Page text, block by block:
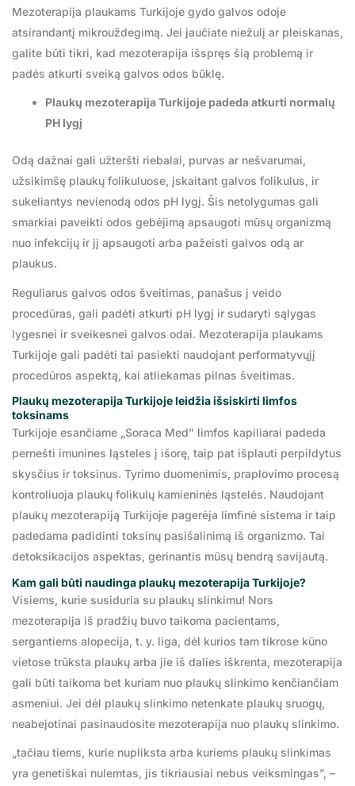
Mezoterapija plaukams Turkijoje gydo galvos odoje
atsirandantį mikrouždegimą. Jei jaučiate niežulį ar pleiskanas,
galite būti tikri, kad mezoterapija išspręs šią problemą ir
padės atkurti sveiką galvos odos būklę.
Plaukų mezoterapija Turkijoje padeda atkurti normalų
PH lygį
Odą dažnai gali užteršti riebalai, purvas ar nešvarumai,
užsikimšę plaukų folikuluose, įskaitant galvos folikulus, ir
sukeliantys nevienodą odos pH lygį. Šis netolygumas gali
smarkiai paveikti odos gebėjimą apsaugoti mūsų organizmą
nuo infekcijų ir jį apsaugoti arba pažeisti galvos odą ar
plaukus.
Reguliarus galvos odos šveitimas, panašus į veido
procedūras, gali padėti atkurti pH lygį ir sudaryti sąlygas
lygesnei ir sveikesnei galvos odai. Mezoterapija plaukams
Turkijoje gali padėti tai pasiekti naudojant performatyvųjį
procedūros aspektą, kai atliekamas pilnas šveitimas.
Plaukų mezoterapija Turkijoje leidžia išsiskirti limfos
toksinams
Turkijoje esančiame „Soraca Med” limfos kapiliarai padeda
pernešti imunines ląsteles į išorę, taip pat išplauti perpildytus
skysčius ir toksinus. Tyrimo duomenimis, praplovimo procesą
kontroliuoja plaukų folikulų kamieninės ląstelės. Naudojant
plaukų mezoterapiją Turkijoje pagerėja limfinė sistema ir taip
padedama padidinti toksinų pasišalinimą iš organizmo. Tai
detoksikacijos aspektas, gerinantis mūsų bendrą savijautą.
Kam gali būti naudinga plaukų mezoterapija Turkijoje?
Visiems, kurie susiduria su plaukų slinkimu! Nors
mezoterapija iš pradžių buvo taikoma pacientams,
sergantiems alopecija, t. y. liga, dėl kurios tam tikrose kūno
vietose trūksta plaukų arba jie iš dalies iškrenta, mezoterapija
gali būti taikoma bet kuriam nuo plaukų slinkimo kenčiančiam
asmeniui. Jei dėl plaukų slinkimo netenkate plaukų sruogų,
neabejotinai pasinaudosite mezoterapija nuo plaukų slinkimo.
„tačiau tiems, kurie nupliksta arba kuriems plaukų slinkimas
yra genetiškai nulemtas, jis tikriausiai nebus veiksmingas”, –